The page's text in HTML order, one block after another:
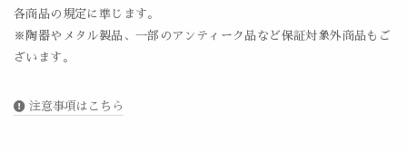
各商品の規定に準じます。
※陶器やメタル製品、一部のアンティーク品など保証対象外商品もご
ざいます。
注意事項はこちら